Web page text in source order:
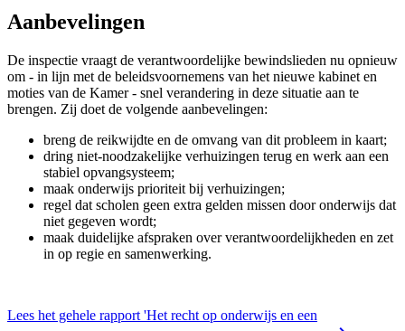
Aanbevelingen
De inspectie vraagt de verantwoordelijke bewindslieden nu opnieuw
om - in lijn met de beleidsvoornemens van het nieuwe kabinet en
moties van de Kamer - snel verandering in deze situatie aan te
brengen. Zij doet de volgende aanbevelingen:
breng de reikwijdte en de omvang van dit probleem in kaart;
dring niet-noodzakelijke verhuizingen terug en werk aan een
stabiel opvangsysteem;
maak onderwijs prioriteit bij verhuizingen;
regel dat scholen geen extra gelden missen door onderwijs dat
niet gegeven wordt;
maak duidelijke afspraken over verantwoordelijkheden en zet
in op regie en samenwerking.
Lees het gehele rapport 'Het recht op onderwijs en een